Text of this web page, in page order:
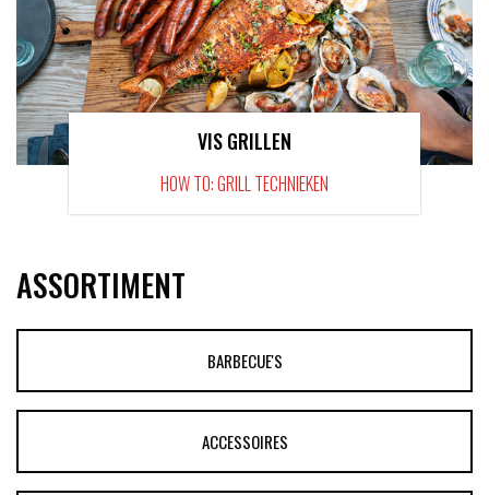
VIS GRILLEN
HOW TO: GRILL TECHNIEKEN
ASSORTIMENT
BARBECUE'S
ACCESSOIRES